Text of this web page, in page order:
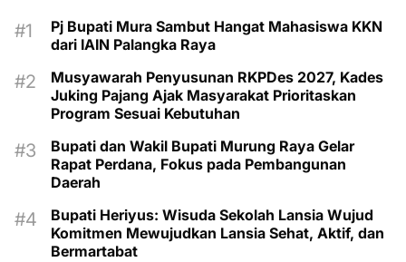
Pj Bupati Mura Sambut Hangat Mahasiswa KKN
dari IAIN Palangka Raya
Musyawarah Penyusunan RKPDes 2027, Kades
Juking Pajang Ajak Masyarakat Prioritaskan
Program Sesuai Kebutuhan
Bupati dan Wakil Bupati Murung Raya Gelar
Rapat Perdana, Fokus pada Pembangunan
Daerah
Bupati Heriyus: Wisuda Sekolah Lansia Wujud
Komitmen Mewujudkan Lansia Sehat, Aktif, dan
Bermartabat